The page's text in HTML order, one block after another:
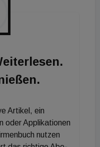
von Vonovia, die
Eröffnet wird die
Lothar Fehn
Stadtentwicklung
höhere
von entscheidender
seine
Diese von Vonovia
Artikel, ein
oder Applikationen
nutzen